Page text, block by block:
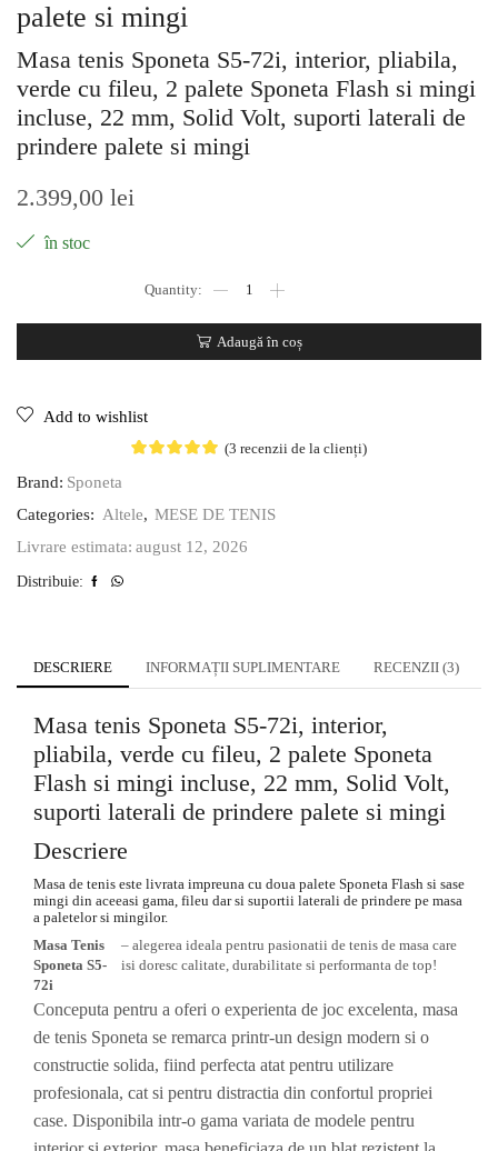
palete si mingi
Masa tenis Sponeta S5-72i, interior, pliabila,
verde cu fileu, 2 palete Sponeta Flash si mingi
incluse, 22 mm, Solid Volt, suporti laterali de
prindere palete si mingi
2.399,00 lei
în stoc
Adaugă în coș
Add to wishlist
(3 recenzii de la clienți)
Brand: Sponeta
Categories: Altele, MESE DE TENIS
Livrare estimata: august 12, 2026
Distribuie:
DESCRIERE INFORMAȚII SUPLIMENTARE RECENZII (3)
Masa tenis Sponeta S5-72i, interior,
pliabila, verde cu fileu, 2 palete Sponeta
Flash si mingi incluse, 22 mm, Solid Volt,
suporti laterali de prindere palete si mingi
Descriere
Masa de tenis este livrata impreuna cu doua palete Sponeta Flash si sase
mingi din aceeasi gama, fileu dar si suportii laterali de prindere pe masa
a paletelor si mingilor.
Masa Tenis
Sponeta S5-
72i
– alegerea ideala pentru pasionatii de tenis de masa care
isi doresc calitate, durabilitate si performanta de top!
Conceputa pentru a oferi o experienta de joc excelenta, masa
de tenis Sponeta se remarca printr-un design modern si o
constructie solida, fiind perfecta atat pentru utilizare
profesionala, cat si pentru distractia din confortul propriei
case. Disponibila intr-o gama variata de modele pentru